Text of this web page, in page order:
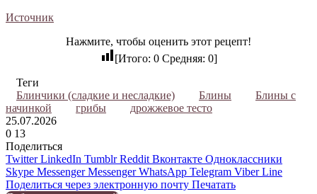
Источник
Нажмите, чтобы оценить этот рецепт!
[Итого: 0Средняя: 0]
Теги
Блинчики (сладкие и несладкие)
Блины
Блины с
начинкой
грибы
дрожжевое тесто
25.07.2026
0 13
Поделиться
Twitter LinkedIn Tumblr Reddit Вконтакте Одноклассники
Skype Messenger Messenger WhatsApp Telegram Viber Line
Поделиться через электронную почту Печатать